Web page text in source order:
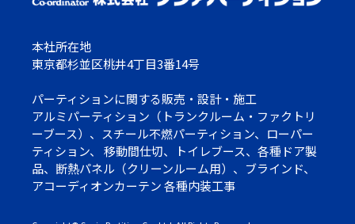
本社所在地
東京都杉並区桃井4丁目3番14号
パーティションに関する販売・設計・施工
アルミパーティション（トランクルーム・ファクトリ
ーブース）、スチール不燃パーティション、ローパー
ティション、 移動間仕切、トイレブース、各種ドア製
品、断熱パネル（クリーンルーム用）、ブラインド、
アコーディオンカーテン 各種内装工事